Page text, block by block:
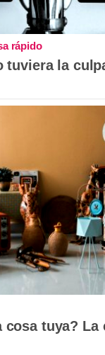
rápido
tuviera la
cosa tuya? La